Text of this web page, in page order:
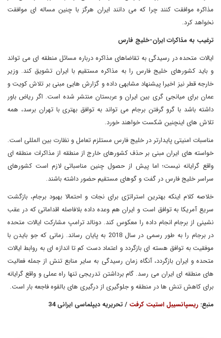
مذاکره موافقت کنند چرا که می دانند ایران هرگز با چنین مساله ای موافقت
نخواهد کرد.
ترغیب به مذاکرات ایران-خلیج فارس
ایالات متحده در رسیدگی به تقاضاهای مذاکره درباره مسائل منطقه ای می تواند
و باید کشورهای خلیج فارس را به مذاکره مستقیم با ایران تشویق کند. وزیر
خارجه قطر نیز اخیرا پیشنهاد مشابهی داده و گزارش هایی مبنی بر تلاش کویت و
عمان برای میانجی گری بین ایران و عربستان منتشر شده است. اگر ریاض باور
داشته باشد با گرو گرفتن برجام می تواند به توافق بهتری با تهران برسد، همه
تلاش های اینچنین شکست خواهند خورد.
مناسبات امنیتی پایدارتر در خلیج فارس مستلزم تعامل و نظارت بین المللی است.
خواسته های ایران مبنی بر حذف کشورهای خارج از منطقه از مذاکرات منطقه ای
واقع گرایانه نیست؛ اما پیش از حصول چنین مناسباتی لازم است کشورهای
سراسر خلیج فارس در گفت و گوهای مستقیم حضور داشته باشند.
خلاصه کلام اینکه بهترین استراتژی برای نجات و احتمالا بهبود برجام، بازگشت
سریع آمریکا به توافق است و ایران هم وعده داده بلافاصله اقداماتی که در عقب
نشینی از برجام انجام داده را معکوس کند. دونالد ترامپ مشارکت ایالات متحده
در برجام را به طور رسمی در سال 2018 به پایان رساند. زمانی که جو بایدن با
موفقیت به توافق هسته ای بازگردد و اعتماد دست کم تا اندازه ای به روابط ایالات
متحده و ایران بازگردد، آنگاه زمان رسیدگی به سایر منابع تنش از جمله فعالیت
های منطقه ای ایران می رسد. گام برداشتن تدریجی تنها راه عملی و واقع گرایانه
برای کاهش تنش ها در منطقه و جلوگیری از درگیری های بالقوه فاجعه بار است.
منبع: ریسپانسیبل استیت کرفت / تحریریه دیپلماسی ایرانی 34